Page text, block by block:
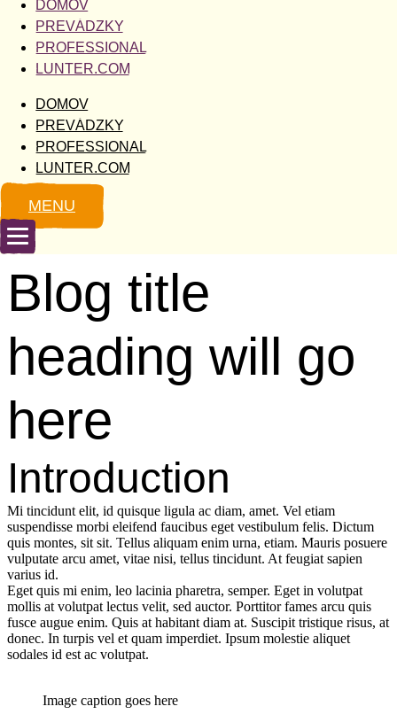
Preskočiť
obsah
DOMOV
PREVÁDZKY
PROFESSIONAL
LUNTER.COM
DOMOV
PREVÁDZKY
PROFESSIONAL
LUNTER.COM
MENU
Blog title
heading will go
here
Introduction
Mi tincidunt elit, id quisque ligula ac diam, amet. Vel etiam
suspendisse morbi eleifend faucibus eget vestibulum felis. Dictum
quis montes, sit sit. Tellus aliquam enim urna, etiam. Mauris posuere
vulputate arcu amet, vitae nisi, tellus tincidunt. At feugiat sapien
varius id.
Eget quis mi enim, leo lacinia pharetra, semper. Eget in volutpat
mollis at volutpat lectus velit, sed auctor. Porttitor fames arcu quis
fusce augue enim. Quis at habitant diam at. Suscipit tristique risus, at
donec. In turpis vel et quam imperdiet. Ipsum molestie aliquet
sodales id est ac volutpat.
Image caption goes here